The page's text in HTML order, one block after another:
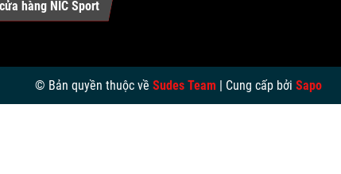
hàng NIC Sport
© Bản quyền thuộc về Sudes Team | Cung cấp bởi Sapo